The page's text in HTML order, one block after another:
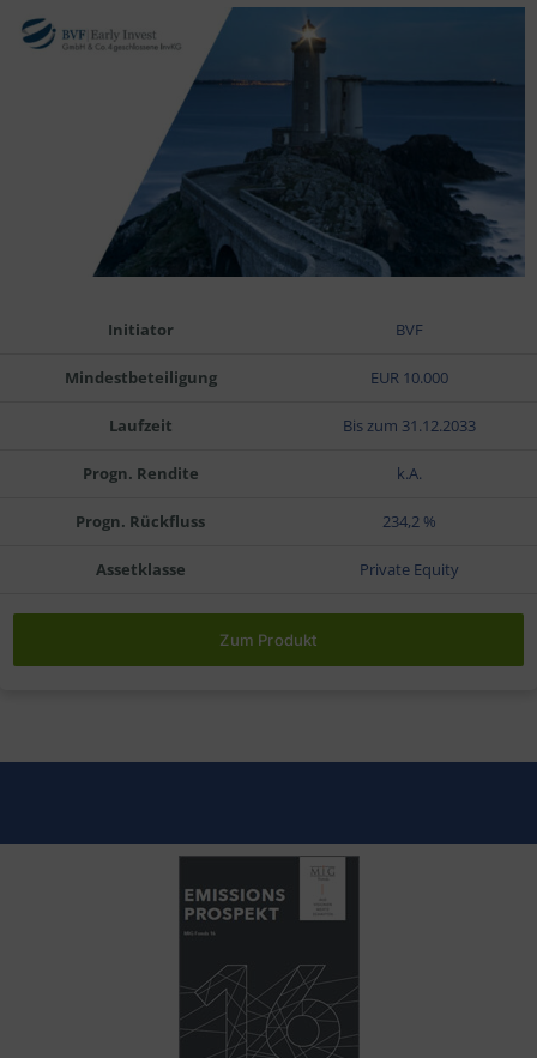
Initiator BVF
Mindestbeteiligung EUR 10.000
Laufzeit Bis zum 31.12.2033
Progn. Rendite k.A.
Progn. Rückfluss 234,2 %
Assetklasse Private Equity
Zum Produkt